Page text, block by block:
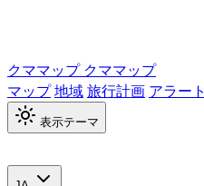
クママップ クママップ
マップ地域旅行計画 アラート
表示テーマ